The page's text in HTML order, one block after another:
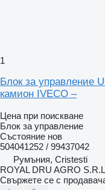
1
Блок за управление
камион IVECO –
Цена при поискване
Блок за управление
Състояние нов
504041252 / 99437042
Румъния, Cristesti
ROYAL DRU AGRO
Свържете се с